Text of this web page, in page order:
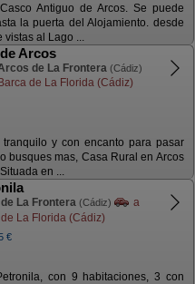
Antiguo de Arcos. Se puede
la puerta del Alojamiento. desde
vistas al Lago ...
Arcos
de La Frontera (Cádiz)
de La Florida (Cádiz)
y con encanto para pasar
busques mas, Casa Rural en Arcos
en ...
La Frontera (Cádiz)
a
La Florida (Cádiz)
€
con 9 habitaciones, 3 con